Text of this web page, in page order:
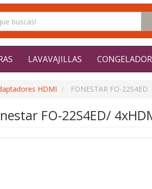
LAVAVAJILLAS
HDMI FONESTAR FO-22S4ED
FO-22S4ED/